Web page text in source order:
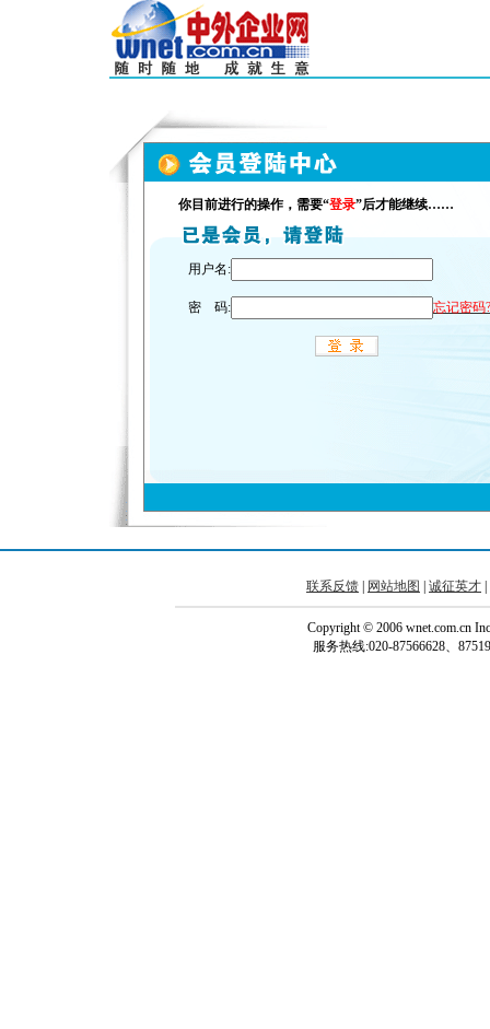
你目前进行的操作，需要“登录”后才能继续……
用户名:
密 码: 忘记密码?
联系反馈 网站地图 诚征英才
Copyright © 2006 wnet.com.cn
服务热线:020-87566628、